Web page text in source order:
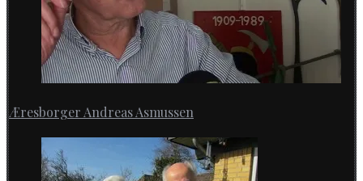
Æresborger Andreas Asmussen